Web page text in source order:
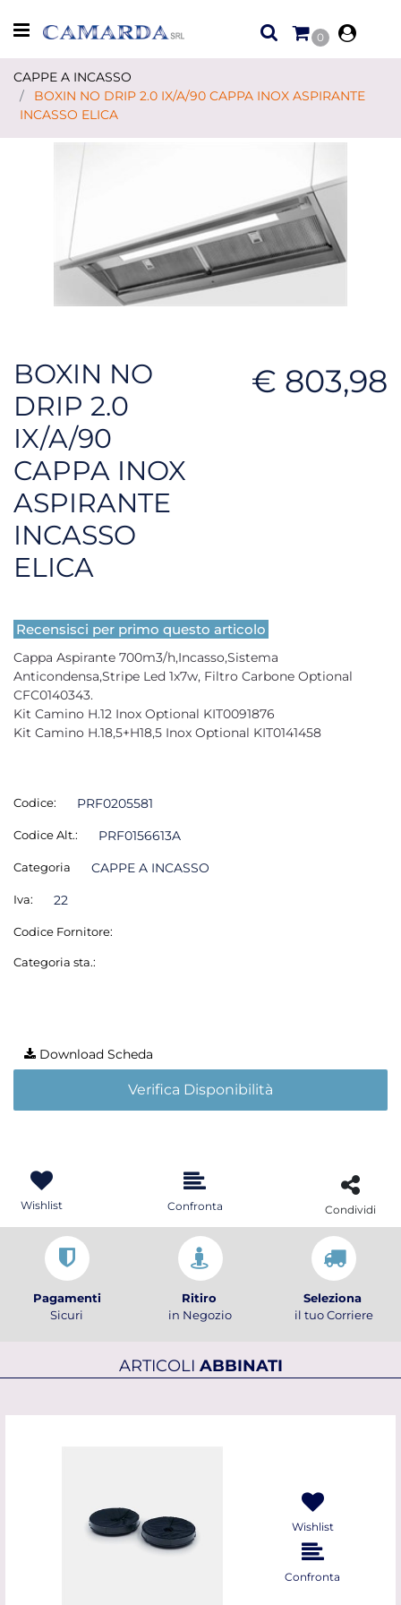
Open menu
0
CAPPE A INCASSO
BOXIN NO DRIP 2.0 IX/A/90 CAPPA INOX ASPIRANTE
INCASSO ELICA
BOXIN NO
DRIP 2.0
IX/A/90
CAPPA INOX
ASPIRANTE
INCASSO
ELICA
€ 803,98
Recensisci per primo questo articolo
Cappa Aspirante 700m3/h,Incasso,Sistema
Anticondensa,Stripe Led 1x7w, Filtro Carbone Optional
CFC0140343.
Kit Camino H.12 Inox Optional KIT0091876
Kit Camino H.18,5+H18,5 Inox Optional KIT0141458
Codice: PRF0205581
Codice Alt.: PRF0156613A
Categoria CAPPE A INCASSO
Iva: 22
Codice Fornitore:
Categoria sta.:
Download Scheda
Verifica Disponibilità
Wishlist Confronta Condividi
Pagamenti
Sicuri
Ritiro
in Negozio
Seleziona
il tuo Corriere
ARTICOLI ABBINATI
Wishlist
Confronta